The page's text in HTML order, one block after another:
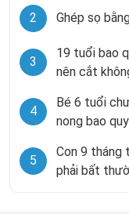
2 Ghép sọ
3
19 tuổi bao
nên cắt
4
Bé 6 tuổi
nong bao
5
Con 9 tháng
phải bất